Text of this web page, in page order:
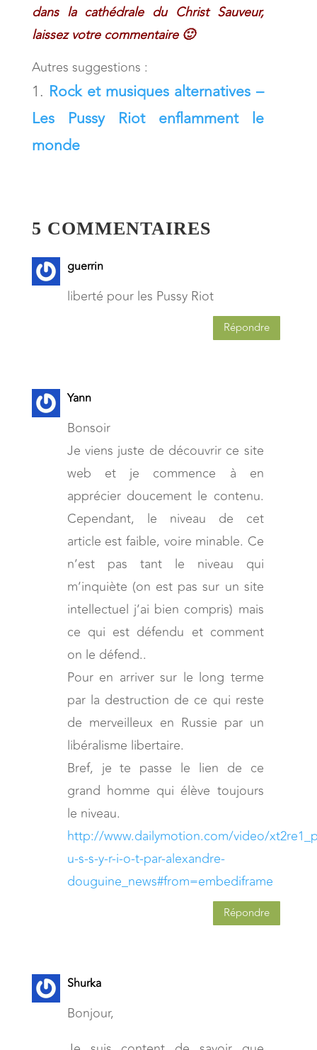
dans la cathédrale du Christ Sauveur,
laissez votre commentaire 🙂
Autres suggestions :
Rock et musiques alternatives –
Les Pussy Riot enflamment le
monde
5 COMMENTAIRES
guerrin
liberté pour les Pussy Riot
Répondre
Yann
Bonsoir
Je viens juste de découvrir ce site
web et je commence à en
apprécier doucement le contenu.
Cependant, le niveau de cet
article est faible, voire minable. Ce
n’est pas tant le niveau qui
m’inquiète (on est pas sur un site
intellectuel j’ai bien compris) mais
ce qui est défendu et comment
on le défend..
Pour en arriver sur le long terme
par la destruction de ce qui reste
de merveilleux en Russie par un
libéralisme libertaire.
Bref, je te passe le lien de ce
grand homme qui élève toujours
le niveau.
http://www.dailymotion.com/video/
u-s-s-y-r-i-o-t-par-alexandre-
douguine_news#from=embediframe
Répondre
Shurka
Bonjour,